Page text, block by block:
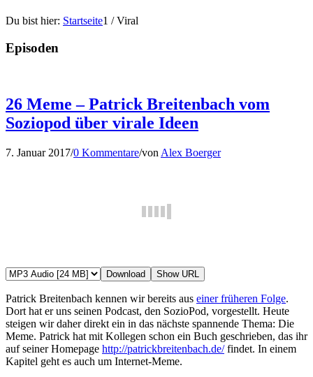
Du bist hier: Startseite1 / Viral
Episoden
26 Meme – Patrick Breitenbach vom
Soziopod über virale Ideen
7. Januar 2017/0 Kommentare/von Alex Boerger
Download Show URL
Patrick Breitenbach kennen wir bereits aus einer früheren Folge.
Dort hat er uns seinen Podcast, den SozioPod, vorgestellt. Heute
steigen wir daher direkt ein in das nächste spannende Thema: Die
Meme. Patrick hat mit Kollegen schon ein Buch geschrieben, das ihr
auf seiner Homepage http://patrickbreitenbach.de/findet. In einem
Kapitel geht es auch um Internet-Meme.